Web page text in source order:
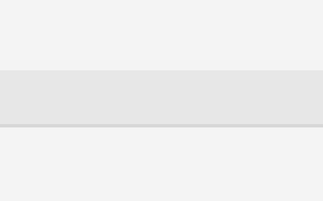
の一助となることを目的に、２０１２
。
ガス・産業ガス充填所、倉庫の竣工・
販売してきたが、ＢＣＰ対策を目的に
企業に選ばれた。同社は「持続可能な
いる。